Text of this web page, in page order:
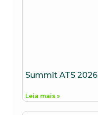
Summit ATS 2026
Leia mais »